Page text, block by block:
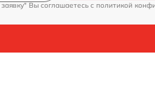
Вы соглашаетесь c политикой